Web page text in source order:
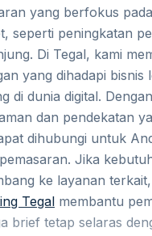
yang berfokus
seperti peningkatan
Di Tegal, kami
yang dihadapi bisnis
di dunia digital. Dengan
dan pendekatan
dihubungi untuk
Jika
ke layanan terkait,
Tegal membantu
brief tetap selaras